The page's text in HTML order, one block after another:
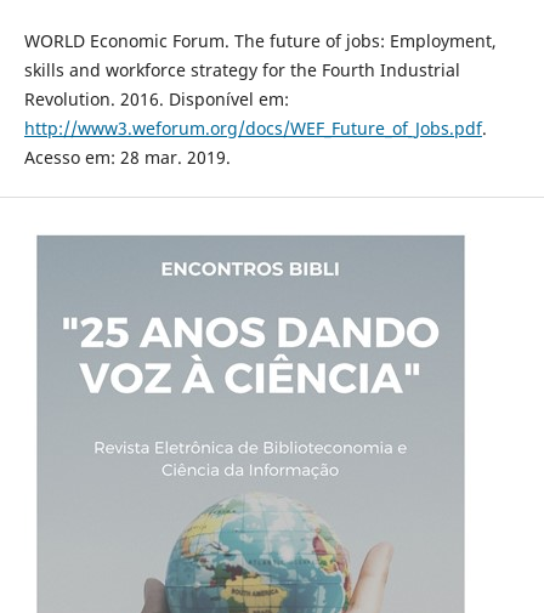
WORLD Economic Forum. The future of jobs: Employment,
skills and workforce strategy for the Fourth Industrial
Revolution. 2016. Disponível em:
http://www3.weforum.org/docs/WEF_Future_of_Jobs.pdf.
Acesso em: 28 mar. 2019.